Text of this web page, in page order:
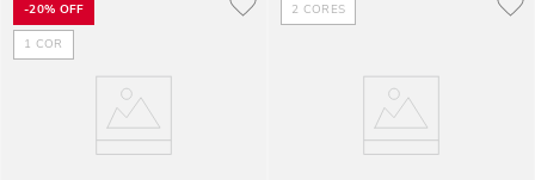
-20% OFF
1 COR
2 CORES